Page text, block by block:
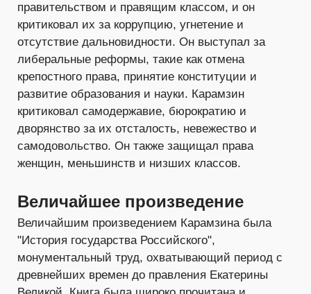
правительством и правящим классом, и он
критиковал их за коррупцию, угнетение и
отсутствие дальновидности. Он выступал за
либеральные реформы, такие как отмена
крепостного права, принятие конституции и
развитие образования и науки. Карамзин
критиковал самодержавие, бюрократию и
дворянство за их отсталость, невежество и
самодовольство. Он также защищал права
женщин, меньшинств и низших классов.
Величайшее произведение
Величайшим произведением Карамзина была
"История государства Российского",
монументальный труд, охватывающий период с
древнейших времен до правления Екатерины